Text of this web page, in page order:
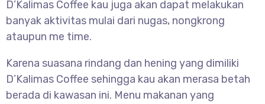
D’Kalimas Coffee kau juga akan dapat melakukan
banyak aktivitas mulai dari nugas, nongkrong
ataupun me time.
Karena suasana rindang dan hening yang dimiliki
D’Kalimas Coffee sehingga kau akan merasa betah
berada di kawasan ini. Menu makanan yang